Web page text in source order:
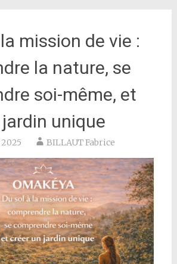
mission de vie :
la nature, se
soi-même, et
unique
BILLAUT Fabrice